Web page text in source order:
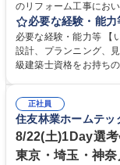
のリフォーム工事にお
し、プランニングから
担当していただきます。 【具体的には】「住友林業の家」のオーナー
社内の顧客データやメ
交換や内装、外装など
の思いを汲み取り、そ
満足に繋がります。 募集職種 松本【リフォーム/営業設計】住友林業G/お
客様の夢を形にする仕事
必要な経験・能力
必要な経験・能力等 【
設計、プランニング、
級建築士資格をお持ちの方 【研修】入社後は配属先にてOJTを行
【キャリアパス】研修
も、今では当社のコア
ば、主任→係長から、ゆ
学歴・資格 学歴：大学
正社員
住友林業ホームテッ
8/22(土)1Day選考
東京・埼玉・神